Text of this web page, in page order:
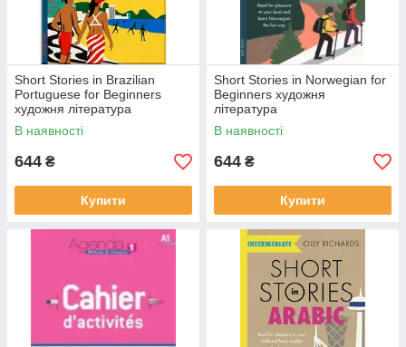
Short Stories in Brazilian
Portuguese for Beginners
художня література
В наявності
644 ₴
Купити
Short Stories in Norwegian for
Beginners художня
література
В наявності
644 ₴
Купити